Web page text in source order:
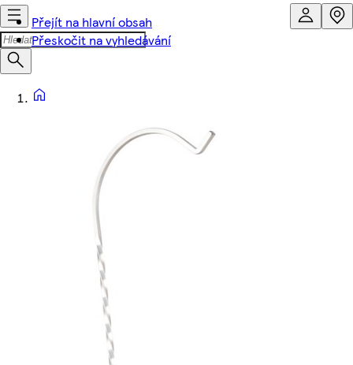
Přejít na hlavní obsah
Přeskočit na vyhledávání